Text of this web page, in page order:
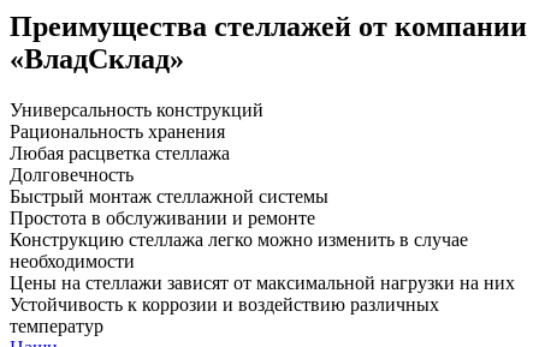
Преимущества стеллажей от компании
«ВладСклад»
Универсальность конструкций
Рациональность хранения
Любая расцветка стеллажа
Долговечность
Быстрый монтаж стеллажной системы
Простота в обслуживании и ремонте
Конструкцию стеллажа легко можно изменить в случае
необходимости
Цены на стеллажи зависят от максимальной нагрузки на них
Устойчивость к коррозии и воздействию различных
температур